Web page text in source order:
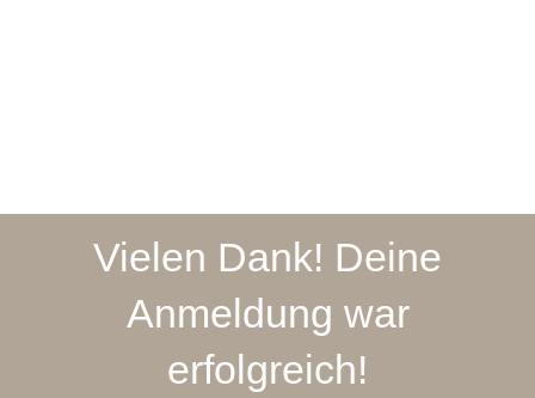
Vielen Dank! Deine
Anmeldung war
erfolgreich!